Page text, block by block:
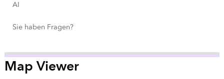
AI
Sie haben Fragen?
Map Viewer